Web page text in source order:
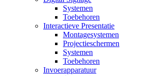
Systemen
Toebehoren
Interactieve Presentatie
Montagesystemen
Projectieschermen
Systemen
Toebehoren
Invoerapparatuur